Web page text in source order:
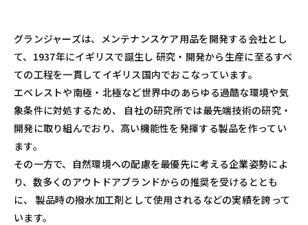
グランジャーズは、メンテナンスケア用品を開発する会社とし
て、1937年にイギリスで誕生し 研究・開発から生産に至るすべ
ての工程を一貫してイギリス国内でおこなっています。
エベレストや南極・北極など世界中のあらゆる過酷な環境や気
象条件に対処するため、 自社の研究所では最先端技術の研究・
開発に取り組んでおり、高い機能性を発揮する製品を作ってい
ます。
その一方で、自然環境への配慮を最優先に考える企業姿勢によ
り、数多くのアウトドアブランドからの推奨を受けるととも
に、 製品時の撥水加工剤として使用されるなどの実績を誇って
います。